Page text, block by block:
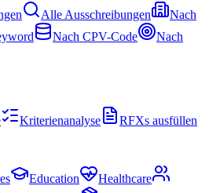
Alle Ausschreibungen
Nach
Nach CPV-Code
Nach
Kriterienanalyse
RFXs ausfüllen
Education
Healthcare